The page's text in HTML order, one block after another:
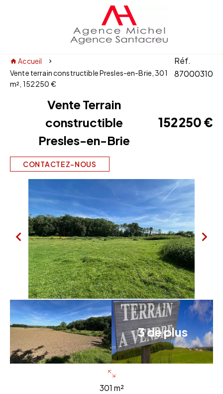
Accueil
Vente terrain constructible Presles-en-Brie, 301
m², 152 250 €
Réf.
87000310
CONTACTEZ-NOUS
Vente Terrain
constructible
Presles-en-Brie
152 250 €
3 de plus
301 m²